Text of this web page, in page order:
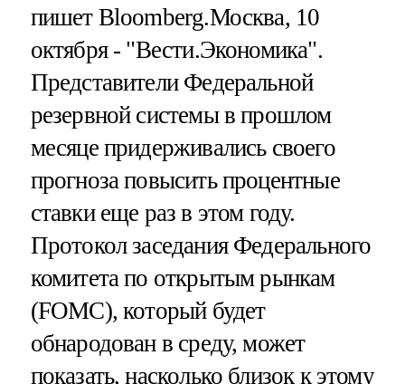
пишет Bloomberg.Москва, 10
октября - "Вести.Экономика".
Представители Федеральной
резервной системы в прошлом
месяце придерживались своего
прогноза повысить процентные
ставки еще раз в этом году.
Протокол заседания Федерального
комитета по открытым рынкам
(FOMC), который будет
обнародован в среду, может
показать, насколько близок к этому